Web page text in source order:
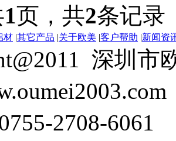
1页，共2条记录
材 |其它产品 |关于欧美 |客户帮助 |新闻资
深圳
2708-